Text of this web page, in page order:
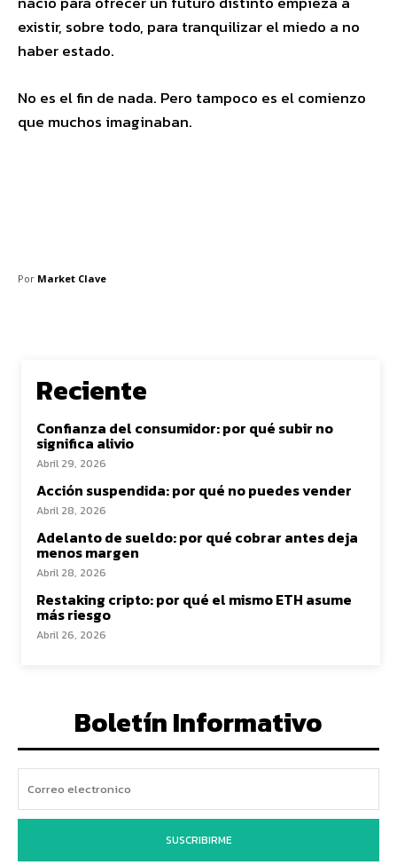
existir, sobre todo, para tranquilizar el miedo a no
haber estado.
No es el fin de nada. Pero tampoco es el comienzo
que muchos imaginaban.
Por Market Clave
Reciente
Confianza del consumidor: por qué subir no
significa alivio
Abril 29, 2026
Acción suspendida: por qué no puedes vender
Abril 28, 2026
Adelanto de sueldo: por qué cobrar antes deja
menos margen
Abril 28, 2026
Restaking cripto: por qué el mismo ETH asume
más riesgo
Abril 26, 2026
Boletín Informativo
SUSCRIBIRME